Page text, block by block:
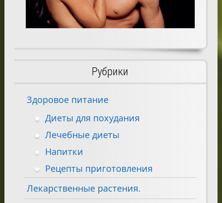
Рубрики
Здоровое питание
Диеты для похудания
Лечебные диеты
Напитки
Рецепты приготовления
Лекарственные растения.